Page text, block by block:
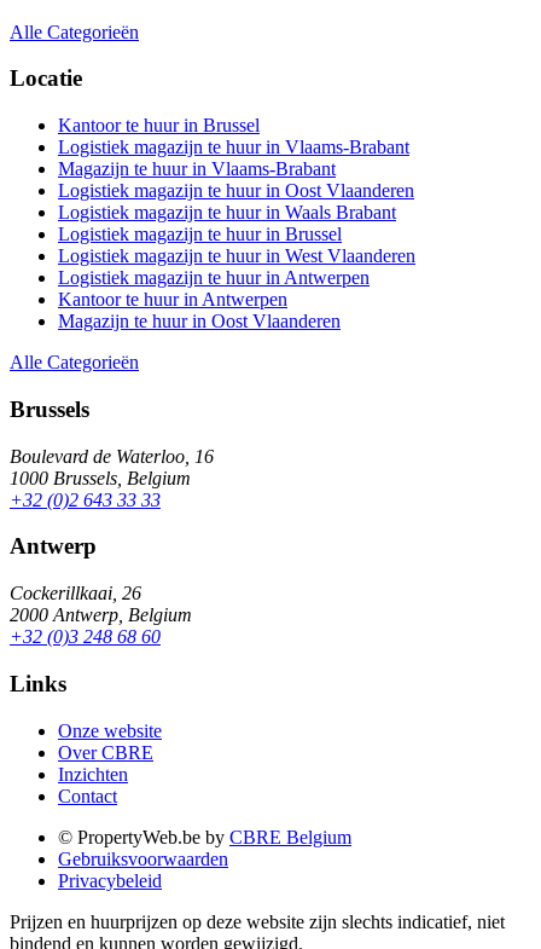
Alle Categorieën
Locatie
Kantoor te huur in Brussel
Logistiek magazijn te huur in Vlaams-Brabant
Magazijn te huur in Vlaams-Brabant
Logistiek magazijn te huur in Oost Vlaanderen
Logistiek magazijn te huur in Waals Brabant
Logistiek magazijn te huur in Brussel
Logistiek magazijn te huur in West Vlaanderen
Logistiek magazijn te huur in Antwerpen
Kantoor te huur in Antwerpen
Magazijn te huur in Oost Vlaanderen
Alle Categorieën
Brussels
Boulevard de Waterloo, 16
1000 Brussels, Belgium
+32 (0)2 643 33 33
Antwerp
Cockerillkaai, 26
2000 Antwerp, Belgium
+32 (0)3 248 68 60
Links
Onze website
Over CBRE
Inzichten
Contact
© PropertyWeb.be by CBRE Belgium
Gebruiksvoorwaarden
Privacybeleid
Prijzen en huurprijzen op deze website zijn slechts indicatief, niet
bindend en kunnen worden gewijzigd.